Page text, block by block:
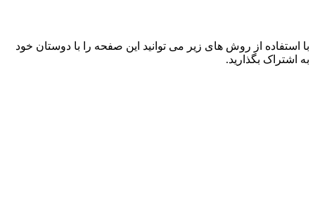
با استفاده از روش های زیر می توانید این صفحه را با دوستان خود
به اشتراک بگذارید.